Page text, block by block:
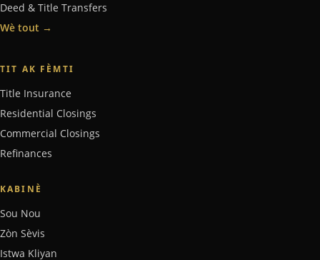
Deed & Title Transfers
Wè tout →
TIT AK FÈMTI
Title Insurance
Residential Closings
Commercial Closings
Refinances
KABINÈ
Sou Nou
Zòn Sèvis
Istwa Kliyan